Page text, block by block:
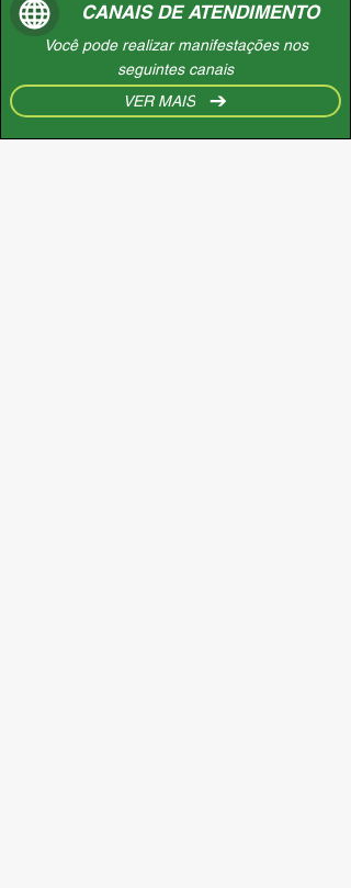
CANAIS DE ATENDIMENTO
Você pode realizar manifestações nos
seguintes canais
VER MAIS